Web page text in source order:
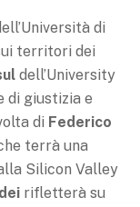
di
territori dei
dell’University
di giustizia e
di Federico
terrà una
Silicon Valley
rifletterà su